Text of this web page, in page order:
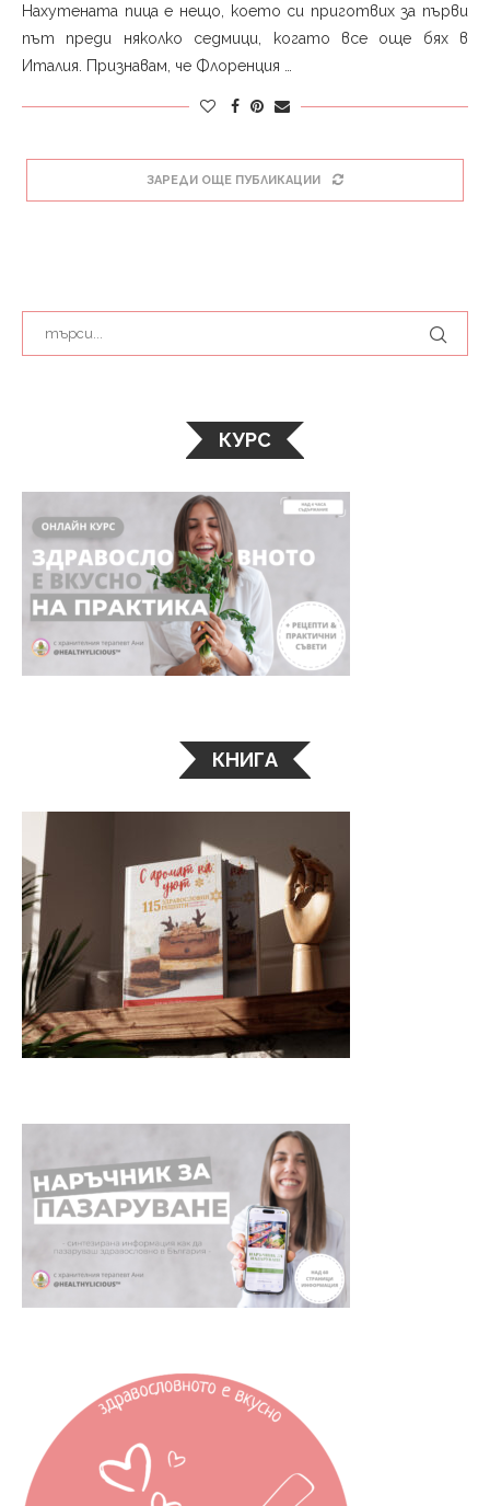
Нахутената пица е нещо, което си приготвих за първи
път преди няколко седмици, когато все още бях в
Италия. Признавам, че Флоренция …
ЗАРЕДИ ОЩЕ ПУБЛИКАЦИИ
КУРС
КНИГА